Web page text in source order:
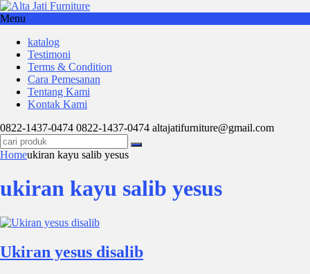
Menu
katalog
Testimoni
Terms & Condition
Cara Pemesanan
Tentang Kami
Kontak Kami
0822-1437-0474 0822-1437-0474 altajatifurniture@gmail.com
Homeukiran kayu salib yesus
ukiran kayu salib yesus
Ukiran yesus disalib